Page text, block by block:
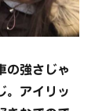
の強さじゃ
。アイリッ